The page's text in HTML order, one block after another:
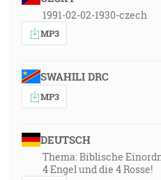
1991-02-02-1930-czech
MP3
SWAHILI DRC
MP3
DEUTSCH
Thema: Biblische
4 Engel und die 4 Rosse!